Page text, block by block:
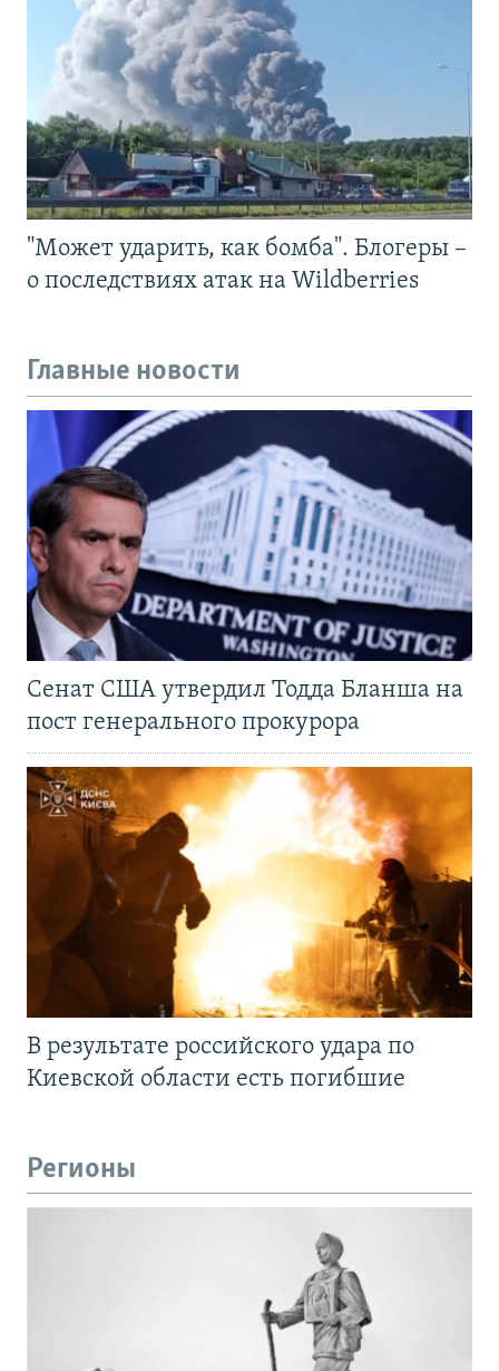
"Может ударить, как бомба". Блогеры –
о последствиях атак на Wildberries
Главные новости
Сенат США утвердил Тодда Бланша на
пост генерального прокурора
В результате российского удара по
Киевской области есть погибшие
Регионы